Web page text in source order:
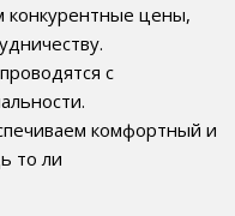
конкурентные цены,
с
комфортный и
то ли